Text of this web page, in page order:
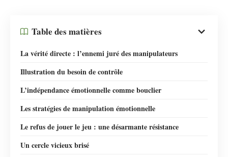
Table des matières
La vérité directe : l’ennemi juré des manipulateurs
Illustration du besoin de contrôle
L’indépendance émotionnelle comme bouclier
Les stratégies de manipulation émotionnelle
Le refus de jouer le jeu : une désarmante résistance
Un cercle vicieux brisé